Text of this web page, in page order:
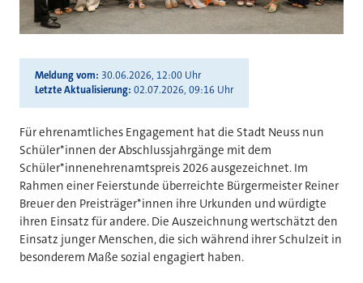
Meldung vom 30.06.2026, 12:00 Uhr
Letzte Aktualisierung 02.07.2026, 09:16 Uhr
Für ehrenamtliches Engagement hat die Stadt Neuss nun
Schüler*innen der Abschlussjahrgänge mit dem
Schüler*innenehrenamtspreis 2026 ausgezeichnet. Im
Rahmen einer Feierstunde überreichte Bürgermeister Reiner
Breuer den Preisträger*innen ihre Urkunden und würdigte
ihren Einsatz für andere. Die Auszeichnung wertschätzt den
Einsatz junger Menschen, die sich während ihrer Schulzeit in
besonderem Maße sozial engagiert haben.